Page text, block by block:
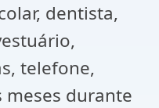
dentista,
telefone,
meses durante